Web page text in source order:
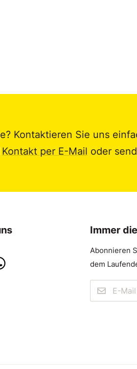
Kontaktieren Sie uns
Kontakt per E-Mail oder
Immer
Abonnieren
dem